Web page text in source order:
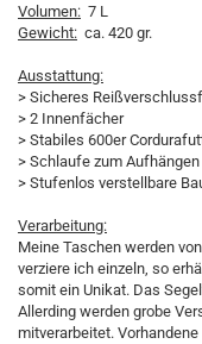
Volumen: 7 L
Gewicht: ca. 420 gr.
Ausstattung:
> Sicheres
> 2 Innenfächer
> Stabiles 600er
> Schlaufe zum Aufhängen
> Stufenlos verstellbare
Verarbeitung:
Meine Taschen werden
verziere ich einzeln, so
somit ein Unikat. Das
Allerding werden grobe
mitverarbeitet.